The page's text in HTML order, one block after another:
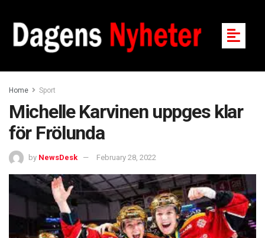
Home Sport
Michelle Karvinen uppges klar
för Frölunda
by NewsDesk February 28, 2022